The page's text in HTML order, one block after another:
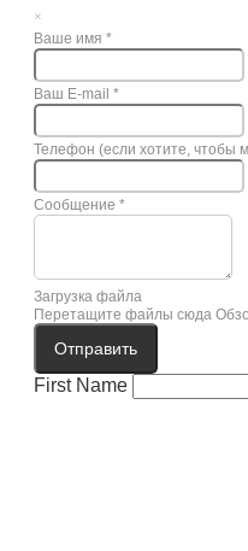
×
Ваше имя *
Ваш E-mail *
Телефон (если хотите, чтобы
Сообщение *
Загрузка файла
Перетащите файлы сюда
Отправить
First Name